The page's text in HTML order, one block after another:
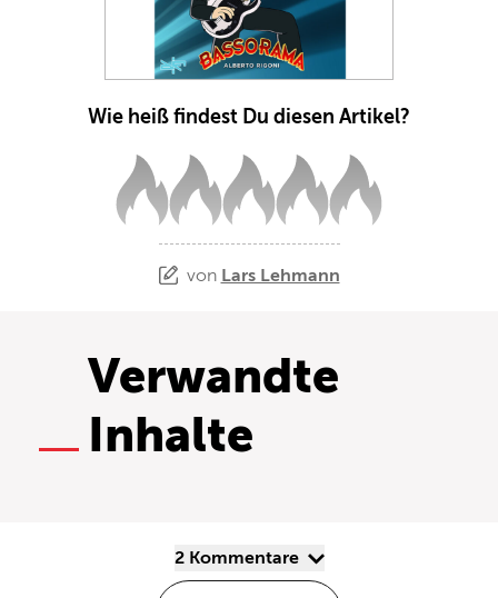
Wie heiß findest Du diesen Artikel?
von Lars Lehmann
Verwandte
Inhalte
2 Kommentare